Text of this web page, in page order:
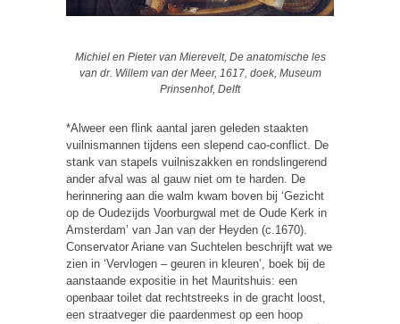
Michiel en Pieter van Mierevelt, De anatomische les
van dr. Willem van der Meer, 1617, doek, Museum
Prinsenhof, Delft
*Alweer een flink aantal jaren geleden staakten
vuilnismannen tijdens een slepend cao-conflict. De
stank van stapels vuilniszakken en rondslingerend
ander afval was al gauw niet om te harden. De
herinnering aan die walm kwam boven bij ‘Gezicht
op de Oudezijds Voorburgwal met de Oude Kerk in
Amsterdam’ van Jan van der Heyden (c.1670).
Conservator Ariane van Suchtelen beschrijft wat we
zien in ‘Vervlogen – geuren in kleuren’, boek bij de
aanstaande expositie in het Mauritshuis: een
openbaar toilet dat rechtstreeks in de gracht loost,
een straatveger die paardenmest op een hoop